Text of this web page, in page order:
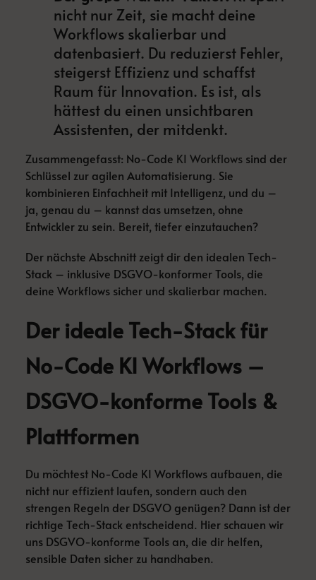
nicht nur Zeit, sie macht deine
Workflows skalierbar und
datenbasiert. Du reduzierst Fehler,
steigerst Effizienz und schaffst
Raum für Innovation. Es ist, als
hättest du einen unsichtbaren
Assistenten, der mitdenkt.
Zusammengefasst: No-Code KI Workflows sind der
Schlüssel zur agilen Automatisierung. Sie
kombinieren Einfachheit mit Intelligenz, und du –
ja, genau du – kannst das umsetzen, ohne
Entwickler zu sein. Bereit, tiefer einzutauchen?
Der nächste Abschnitt zeigt dir den idealen Tech-
Stack – inklusive DSGVO-konformer Tools, die
deine Workflows sicher und skalierbar machen.
Der ideale Tech-Stack für
No-Code KI Workflows –
DSGVO-konforme Tools &
Plattformen
Du möchtest No-Code KI Workflows aufbauen, die
nicht nur effizient laufen, sondern auch den
strengen Regeln der DSGVO genügen? Dann ist der
richtige Tech-Stack entscheidend. Hier schauen wir
uns DSGVO-konforme Tools an, die dir helfen,
sensible Daten sicher zu handhaben.